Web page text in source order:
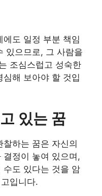
도 일정 부분 책임
있으므로, 그 사람을
조심스럽고 성숙한
해 보아야 할 것입
있는 꿈
하는 꿈은 자신의
결정이 놓여 있으며,
수도 있다는 것을 암
입니다.